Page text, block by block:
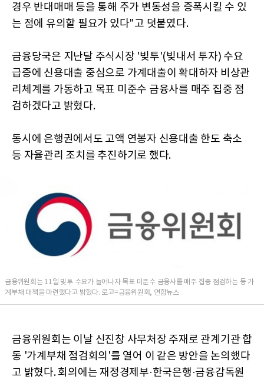
경우 반대매매 등을 통해 주가 변동성을 증폭시킬 수 있
는 점에 유의할 필요가 있다"고 덧붙였다.
금융당국은 지난달 주식시장 '빚투'(빚내서 투자) 수요
급증에 신용대출 중심으로 가계대출이 확대하자 비상관
리체계를 가동하고 목표 미준수 금융사를 매주 집중 점
검하겠다고 밝혔다.
동시에 은행권에서도 고액 연봉자 신용대출 한도 축소
등 자율관리 조치를 추진하기로 했다.
금융위원회는 11일 빚투 수요가 늘어나자 목표 미준수 금융사를 매주 집중 점검하는 등 가
계부채 대책을 마련했다고 밝혔다. 로고=금융위원회, 연합뉴스
금융위원회는 이날 신진창 사무처장 주재로 관계기관 합
동 '가계부채 점검회의'를 열어 이 같은 방안을 논의했다
고 밝혔다. 회의에는 재정경제부·한국은행·금융감독원